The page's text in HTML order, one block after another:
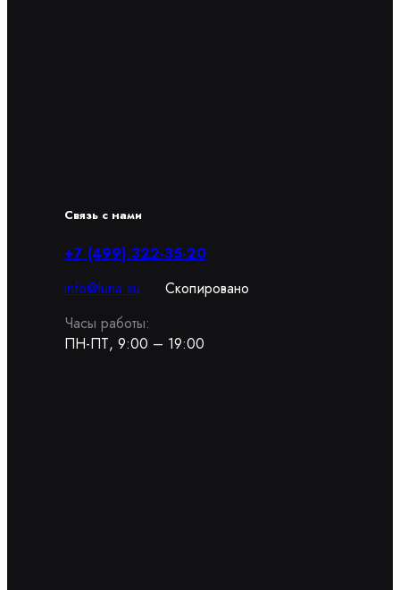
Связь с нами
+7 (499) 322-35-20
info@luna.su
Скопировано
Часы работы:
ПН-ПТ, 9:00 – 19:00